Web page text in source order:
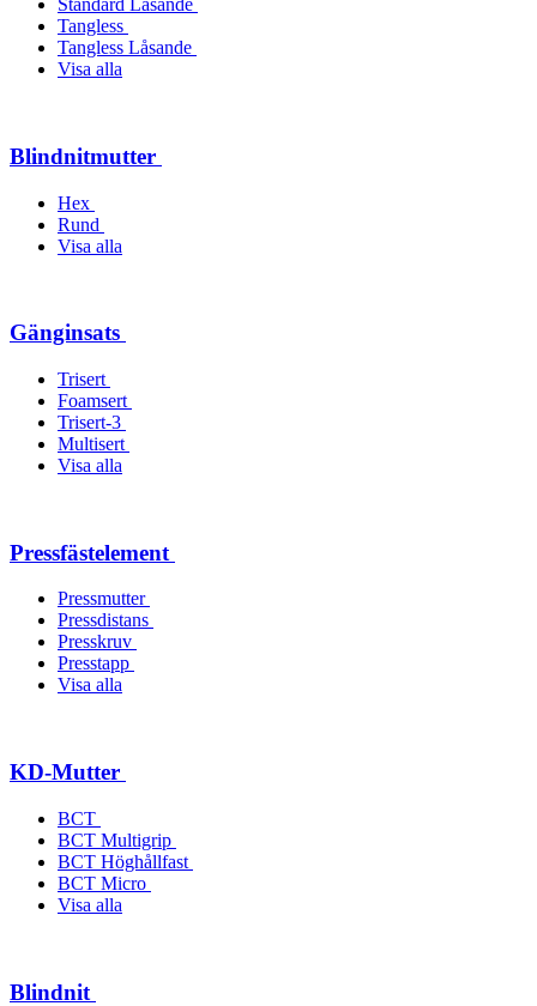
Standard Låsande
Tangless
Tangless Låsande
Visa alla
Blindnitmutter
Hex
Rund
Visa alla
Gänginsats
Trisert
Foamsert
Trisert-3
Multisert
Visa alla
Pressfästelement
Pressmutter
Pressdistans
Presskruv
Presstapp
Visa alla
KD-Mutter
BCT
BCT Multigrip
BCT Höghållfast
BCT Micro
Visa alla
Blindnit